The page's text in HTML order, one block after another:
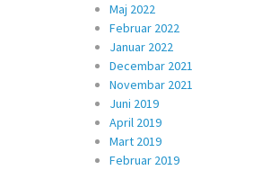
Maj 2022
Februar 2022
Januar 2022
Decembar 2021
Novembar 2021
Juni 2019
April 2019
Mart 2019
Februar 2019